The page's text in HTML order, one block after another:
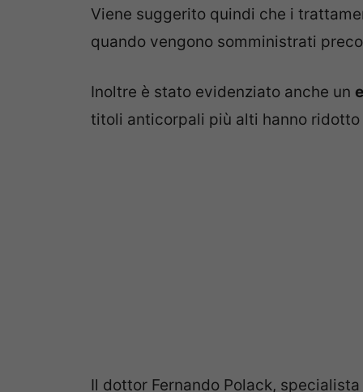
Viene suggerito quindi che i
quando vengono somministrati
Inoltre è stato evidenziato anche un
titoli anticorpali più alti hanno
Il dottor Fernando Polack,